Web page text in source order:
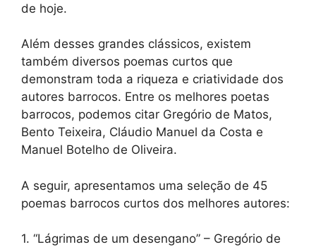
de hoje.
Além desses grandes clássicos, existem
também diversos poemas curtos que
demonstram toda a riqueza e criatividade dos
autores barrocos. Entre os melhores poetas
barrocos, podemos citar Gregório de Matos,
Bento Teixeira, Cláudio Manuel da Costa e
Manuel Botelho de Oliveira.
A seguir, apresentamos uma seleção de 45
poemas barrocos curtos dos melhores autores:
1. “Lágrimas de um desengano” – Gregório de